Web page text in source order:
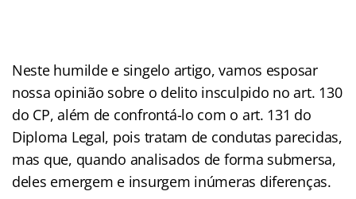
Neste humilde e singelo artigo, vamos esposar
nossa opinião sobre o delito insculpido no art. 130
do CP, além de confrontá-lo com o art. 131 do
Diploma Legal, pois tratam de condutas parecidas,
mas que, quando analisados de forma submersa,
deles emergem e insurgem inúmeras diferenças.